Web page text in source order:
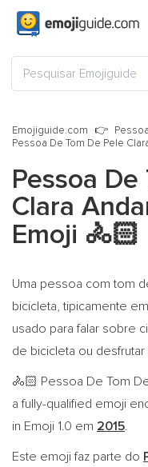
Emojiguide.com
Pessoa De Tom De Pele
Pessoa De
Clara
Emoji 🚴🏻
Uma pessoa com tom
bicicleta, tipicamente
usado para falar sobre
de bicicleta ou
🚴🏻 Pessoa De Tom
a fully-qualified emoji
in Emoji 1.0 em 2015.
Este emoji faz parte do